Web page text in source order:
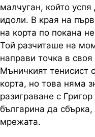
малчуган, който
идоли. В края на
на корта по покана
Той разчиташе на
направи точка в
Мъничкият тенисист
корта, но това няма
разиграване с
българина да
мрежата.